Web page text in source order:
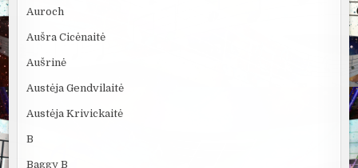
Auroch
Aušra Cicėnaitė
Aušrinė
Austėja Gendvilaitė
Austėja Krivickaitė
B
Baggy B